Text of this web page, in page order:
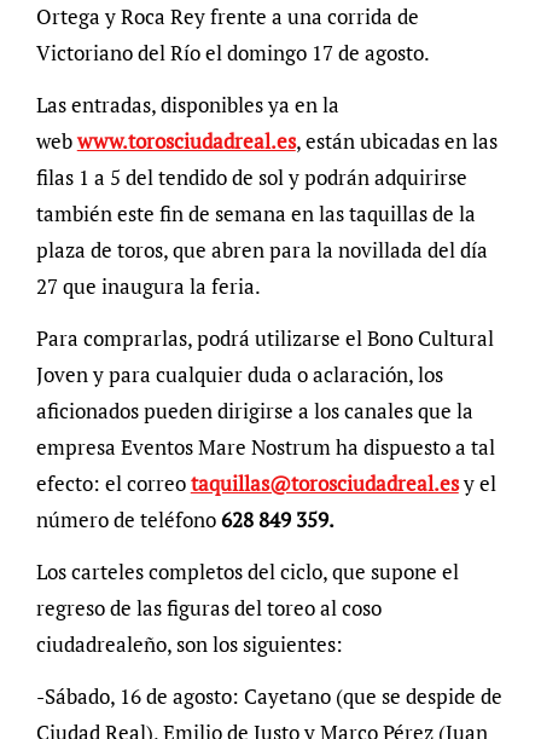
Ortega y Roca Rey frente a una corrida de
Victoriano del Río el domingo 17 de agosto.
Las entradas, disponibles ya en la
webwww.torosciudadreal.es, están ubicadas en las
filas 1 a 5 del tendido de sol y podrán adquirirse
también este fin de semana en las taquillas de la
plaza de toros, que abren para la novillada del día
27 que inaugura la feria.
Para comprarlas, podrá utilizarse el Bono Cultural
Joven y para cualquier duda o aclaración, los
aficionados pueden dirigirse a los canales que la
empresa Eventos Mare Nostrum ha dispuesto a tal
efecto: el correotaquillas@torosciudadreal.esy el
número de teléfono628 849 359.
Los carteles completos del ciclo, que supone el
regreso de las figuras del toreo al coso
ciudadrealeño, son los siguientes:
-Sábado, 16 de agosto: Cayetano (que se despide de
Ciudad Real), Emilio de Justo y Marco Pérez (Juan